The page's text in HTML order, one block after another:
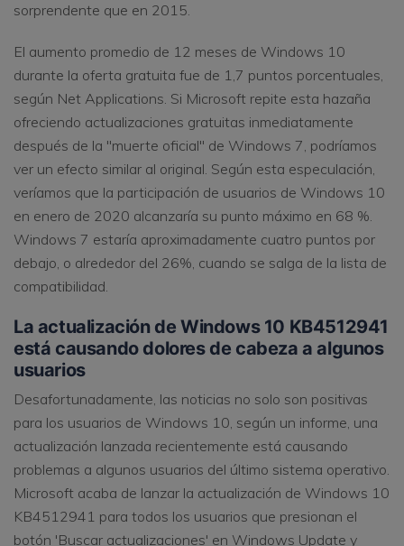
sorprendente que en 2015.
El aumento promedio de 12 meses de Windows 10
durante la oferta gratuita fue de 1,7 puntos porcentuales,
según Net Applications. Si Microsoft repite esta hazaña
ofreciendo actualizaciones gratuitas inmediatamente
después de la "muerte oficial" de Windows 7, podríamos
ver un efecto similar al original. Según esta especulación,
veríamos que la participación de usuarios de Windows 10
en enero de 2020 alcanzaría su punto máximo en 68 %.
Windows 7 estaría aproximadamente cuatro puntos por
debajo, o alrededor del 26%, cuando se salga de la lista de
compatibilidad.
La actualización de Windows 10 KB4512941
está causando dolores de cabeza a algunos
usuarios
Desafortunadamente, las noticias no solo son positivas
para los usuarios de Windows 10, según un informe, una
actualización lanzada recientemente está causando
problemas a algunos usuarios del último sistema operativo.
Microsoft acaba de lanzar la actualización de Windows 10
KB4512941 para todos los usuarios que presionan el
botón 'Buscar actualizaciones' en Windows Update y